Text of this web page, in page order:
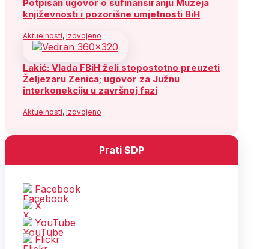
Potpisan ugovor o sufinansiranju Muzeja
književnosti i pozorišne umjetnosti BiH
Aktuelnosti, Izdvojeno
Lakić: Vlada FBiH želi stopostotno preuzeti
Željezaru Zenica; ugovor za Južnu
interkonekciju u završnoj fazi
Aktuelnosti, Izdvojeno
Prati SDP
Facebook
X
YouTube
Flickr